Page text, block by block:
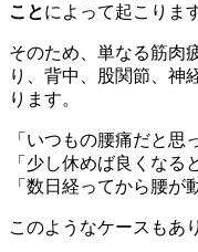
ことによって起こりま
そのため、単なる筋肉
り、背中、股関節、神
ります。
「いつもの腰痛だと思
「少し休めば良くなる
「数日経ってから腰が
このようなケースもあ